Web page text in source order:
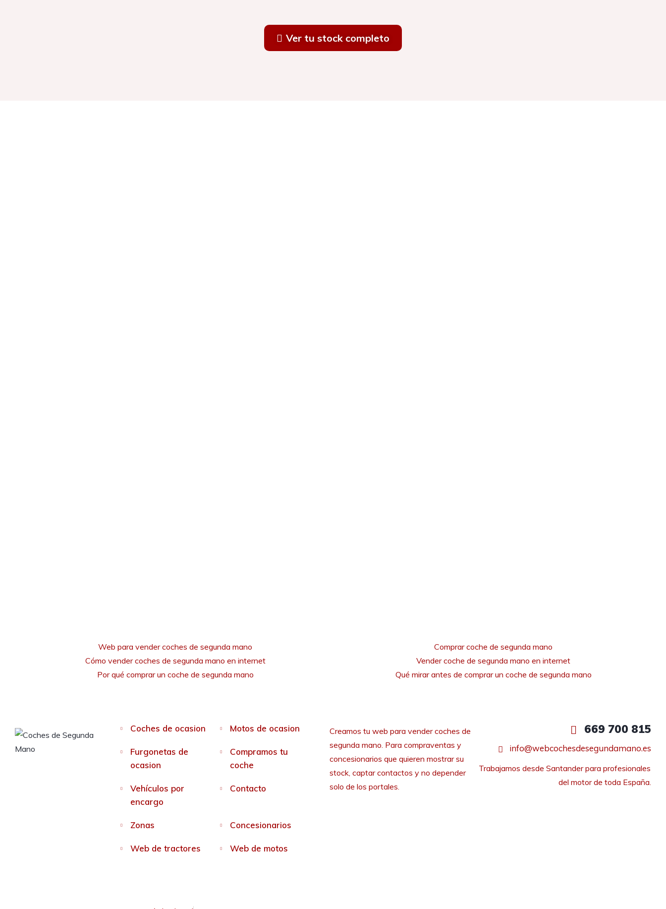
Ver tu stock completo
Web para vender coches de segunda mano
Cómo vender coches de segunda mano en internet
Por qué comprar un coche de segunda mano
Comprar coche de segunda mano
Vender coche de segunda mano en internet
Qué mirar antes de comprar un coche de segunda mano
Coches de ocasion Motos de ocasion
Furgonetas de
ocasion
Compramos tu
coche
Vehículos por
encargo
Contacto
Zonas Concesionarios
Web de tractores Web de motos
Creamos tu web para vender coches de
segunda mano. Para compraventas y
concesionarios que quieren mostrar su
stock, captar contactos y no depender
solo de los portales.
669 700 815
info@webcochesdesegundamano.es
Trabajamos desde Santander para profesionales
del motor de toda España.